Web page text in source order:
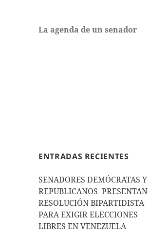
La agenda de un senador
ENTRADAS RECIENTES
SENADORES DEMÓCRATAS Y
REPUBLICANOS PRESENTAN
RESOLUCIÓN BIPARTIDISTA
PARA EXIGIR ELECCIONES
LIBRES EN VENEZUELA